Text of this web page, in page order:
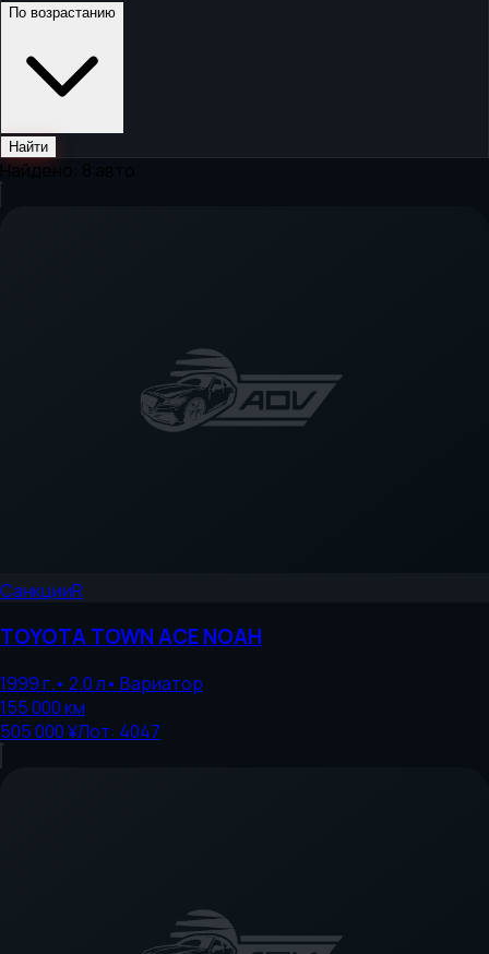
По возрастанию
Найти
Найдено:
СанкцииR
TOYOTATOWN ACE NOAH
1999г.• 2.0л• Вариатор
155 000км
505 000 ¥Лот: 4047